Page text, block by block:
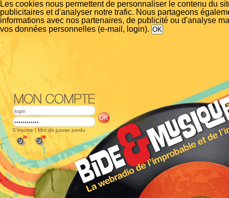
Les cookies nous permettent de personnaliser le contenu du
publicitaires et d'analyser notre trafic. Nous partageons
informations avec nos partenaires, de publicité ou d'analyse
vos données personnelles (e-mail, login).
S'inscrire | Mot de passe perdu